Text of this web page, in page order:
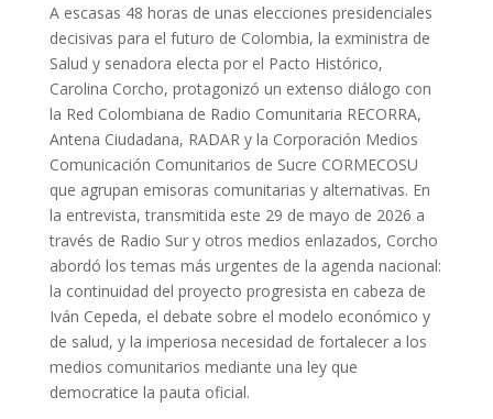
A escasas 48 horas de unas elecciones presidenciales
decisivas para el futuro de Colombia, la exministra de
Salud y senadora electa por el Pacto Histórico,
Carolina Corcho, protagonizó un extenso diálogo con
la Red Colombiana de Radio Comunitaria RECORRA,
Antena Ciudadana, RADAR y la Corporación Medios
Comunicación Comunitarios de Sucre CORMECOSU
que agrupan emisoras comunitarias y alternativas. En
la entrevista, transmitida este 29 de mayo de 2026 a
través de Radio Sur y otros medios enlazados, Corcho
abordó los temas más urgentes de la agenda nacional:
la continuidad del proyecto progresista en cabeza de
Iván Cepeda, el debate sobre el modelo económico y
de salud, y la imperiosa necesidad de fortalecer a los
medios comunitarios mediante una ley que
democratice la pauta oficial.